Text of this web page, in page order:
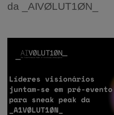
da _AIVØLUT1ØN_